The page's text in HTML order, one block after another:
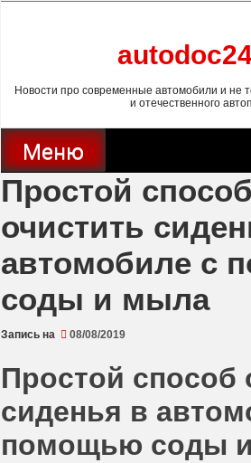
Новости про современные автомобили и не
и отечественного
Меню
Простой способ
очистить
автомобиле с
соды и мыла
Запись на 08/08/2019
Простой способ
сиденья в
помощью соды